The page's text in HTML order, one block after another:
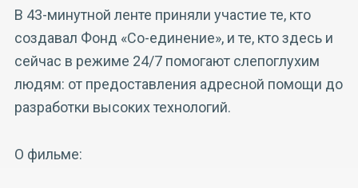
В 43-минутной ленте приняли участие те, кто
создавал Фонд «Со-единение», и те, кто здесь и
сейчас в режиме 24/7 помогают слепоглухим
людям: от предоставления адресной помощи до
разработки высоких технологий.
О фильме: